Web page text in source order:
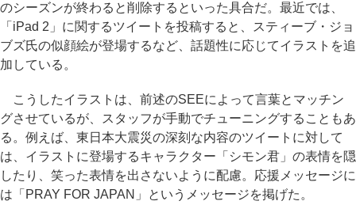
のシーズンが終わると削除するといった具合だ。最近では、
「iPad 2」に関するツイートを投稿すると、スティーブ・ジョ
ブズ氏の似顔絵が登場するなど、話題性に応じてイラストを追
加している。
こうしたイラストは、前述のSEEによって言葉とマッチン
グさせているが、スタッフが手動でチューニングすることもあ
る。例えば、東日本大震災の深刻な内容のツイートに対して
は、イラストに登場するキャラクター「シモン君」の表情を隠
したり、笑った表情を出さないように配慮。応援メッセージに
は「PRAY FOR JAPAN」というメッセージを掲げた。